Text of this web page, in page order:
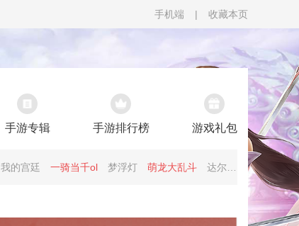
手机端 | 收藏本页
手游专辑 手游排行榜 游戏礼包
我的宫廷 一骑当千ol 梦浮灯 萌龙大乱斗 达尔文进化岛 小